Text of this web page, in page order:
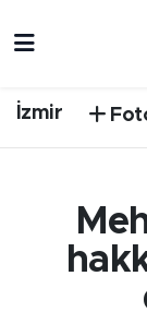
İzmir
EGE
Süper
Tüm